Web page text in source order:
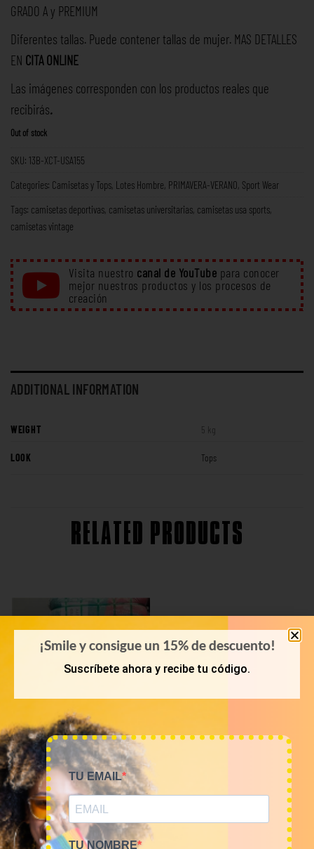
GRADO A y PREMIUM
Diferentes tallas. Puede contener tallas de mujer. MAS DETALLES
EN CITA ONLINE
Las imágenes corresponden con los productos reales que
recibirás.
Out of stock
SKU: 13B-XCT-USA155
Categories: Camisetas y Tops Lotes Hombre PRIMAVERA-VERANO Sport Wear
Tags: camisetas deportivas camisetas universitarias camisetas usa sports
camisetas vintage
Visita nuestro canal de YouTube para conocer
mejor nuestros productos y los procesos de
creación
ADDITIONAL INFORMATION
WEIGHT 5 kg
LOOK Tops
RELATED PRODUCTS
PRIMAVERA-VERANO
Bala 45kg camisetas USA
Sports 16€/kg
720,00€ (sin IVA)
¡Smile y consigue un 15% de descuento!
Suscríbete ahora y recibe tu código.
TU EMAIL
TU NOMBRE